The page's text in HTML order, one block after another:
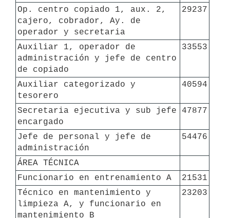
Op. centro copiado 1, aux. 2,
cajero, cobrador, Ay. de
operador y secretaria
29237
Auxiliar 1, operador de
administración y jefe de centro
de copiado
33553
Auxiliar categorizado y
tesorero
40594
Secretaria ejecutiva y sub jefe
encargado
47877
Jefe de personal y jefe de
administración
54476
ÁREA TÉCNICA
Funcionario en entrenamiento A
21531
Técnico en mantenimiento y
limpieza A, y funcionario en
mantenimiento B
23203